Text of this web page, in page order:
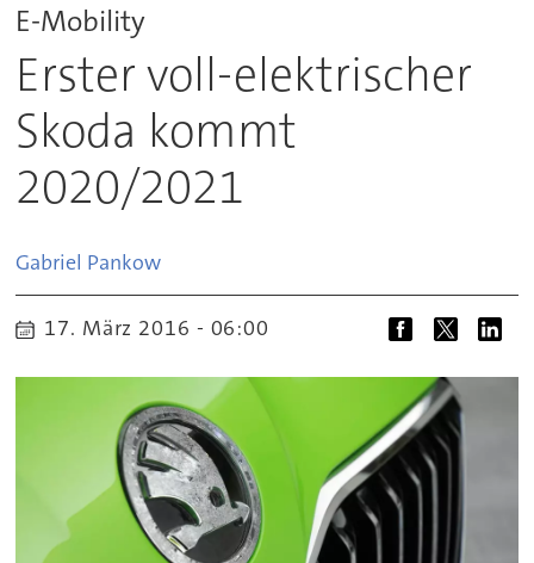
E-Mobility
Erster voll-elektrischer
Skoda kommt
2020/2021
Gabriel Pankow
17. März 2016 - 06:00